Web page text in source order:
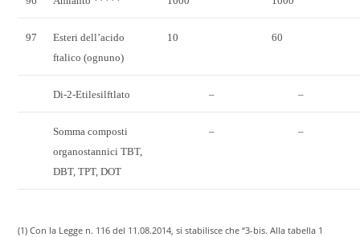
97
Esteri dell’acido
ftalico (ognuno)
10 60
Di-2-Etilesilftlato – –
Somma composti
organostannici TBT,
DBT, TPT, DOT
– –
(1) Con la Legge n. 116 del 11.08.2014, si stabilisce che “3-bis. Alla tabella 1